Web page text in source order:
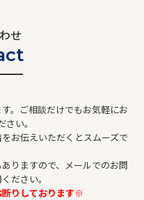
せ
。ご相談だけでもお気軽にお
い。
お伝えいただくとスムーズで
りますので、メールでのお問
ださい。
りしております※